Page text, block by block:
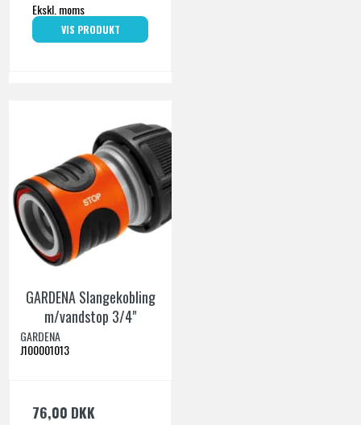
Ekskl. moms
VIS PRODUKT
GARDENA Slangekobling
m/vandstop 3/4"
GARDENA
J100001013
76,00 DKK